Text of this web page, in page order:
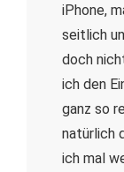
iPhone,
seitlich
doch
ich den
ganz so
natürlich
ich mal